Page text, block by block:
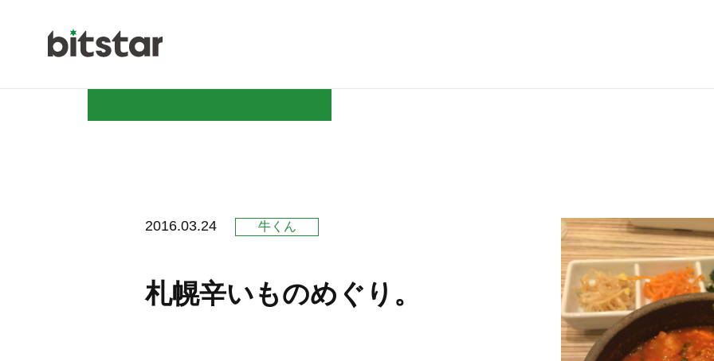
NEWS
COMPANY
STAFF
2016.03.24 牛くん
札幌辛いものめぐり。